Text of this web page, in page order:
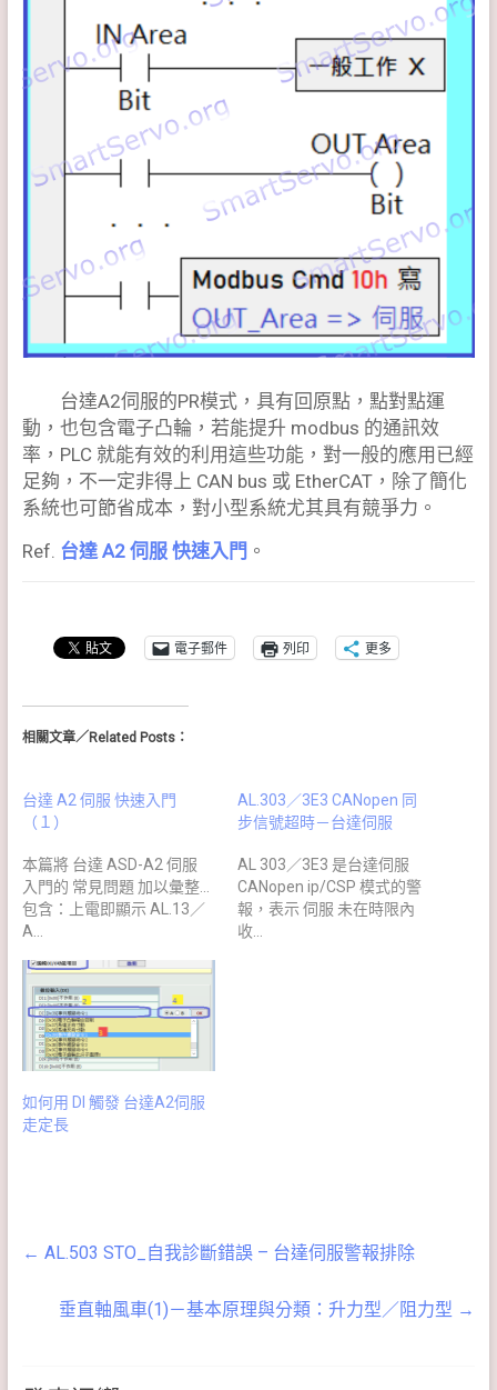
台達A2伺服的PR模式，具有回原點，點對點運
動，也包含電子凸輪，若能提升 modbus 的通訊效
率，PLC 就能有效的利用這些功能，對一般的應用已經
足夠，不一定非得上 CAN bus 或 EtherCAT，除了簡化
系統也可節省成本，對小型系統尤其具有競爭力。
Ref. 台達 A2 伺服 快速入門 。
電子郵件 列印 更多
相關文章／Related Posts：
台達 A2 伺服 快速入門
（１）
本篇將 台達 ASD-A2 伺服
入門的 常見問題 加以彙整...
包含：上電即顯示 AL.13／
A…
AL.303／3E3 CANopen 同
步信號超時－台達伺服
AL 303／3E3 是台達伺服
CANopen ip/CSP 模式的警
報，表示 伺服 未在時限內
收…
如何用 DI 觸發 台達A2伺服
走定長
← AL.503 STO_自我診斷錯誤 – 台達伺服警報排除
垂直軸風車(1)－基本原理與分類：升力型／阻力型 →